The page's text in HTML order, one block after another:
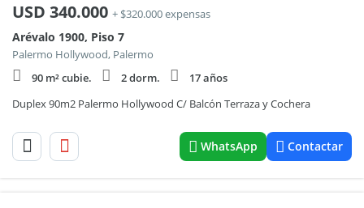
USD 340.000 + $320.000 expensas
Arévalo 1900, Piso 7
Palermo Hollywood, Palermo
90 m² cubie.
2 dorm.
17 años
Duplex 90m2 Palermo Hollywood C/ Balcón Terraza y Cochera
WhatsApp Contactar